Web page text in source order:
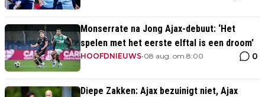
Monserrate na Jong Ajax-debuut: ‘Het
spelen met het eerste elftal is een droom’
HOOFDNIEUWS•08 aug. om 8:00 0
Diepe Zakken: Ajax bezuinigt niet, Ajax